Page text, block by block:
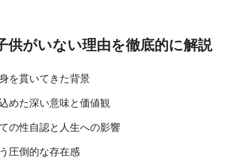
供がいない理由を徹底的に解説
を貫いてきた背景
めた深い意味と価値観
の性自認と人生への影響
圧倒的な存在感